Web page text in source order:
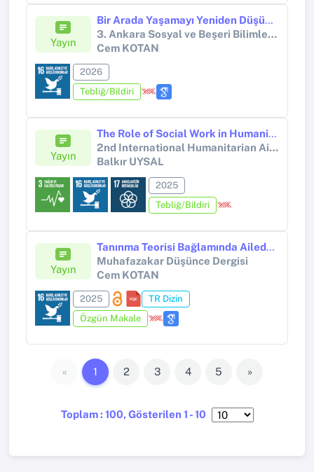
Yayın
Bir Arada Yaşamayı Yeniden Düşünmek: Devlet, Ortak İyiler ve Demokrasi
3. Ankara Sosyal ve Beşeri Bilimler Kongresi
Cem KOTAN
2026
Tebliğ/Bildiri
Yayın
The Role of Social Work in Humanitarian Aid Guidelines on Child Protection, Mental Health, and Psychosocial Support
2nd International Humanitarian Aid Symposium
Balkır UYSAL
2025
Tebliğ/Bildiri
Yayın
Tanınma Teorisi Bağlamında Ailede Sevgi Davranışı ve Bireysel Kimlik
Muhafazakar Düşünce Dergisi
Cem KOTAN
2025
TR Dizin
Özgün Makale
Toplam : 100, Gösterilen 1 - 10
« 1 2 3 4 5 »